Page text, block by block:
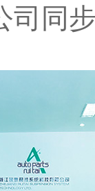
司同